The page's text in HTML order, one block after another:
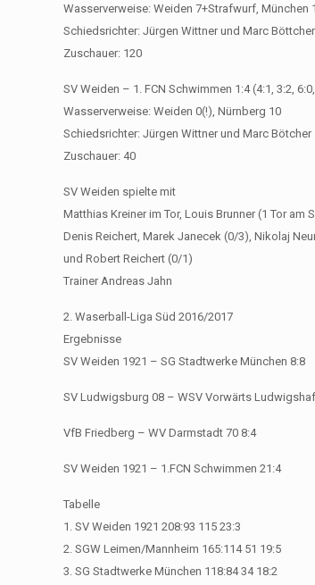
Wasserverweise: Weiden 7+Strafwurf, München
Schiedsrichter: Jürgen Wittner und Marc Böttcher
Zuschauer: 120
SV Weiden – 1. FCN Schwimmen 1:4 (4:1, 3:2,
Wasserverweise: Weiden 0(!), Nürnberg 10
Schiedsrichter: Jürgen Wittner und Marc Bötcher
Zuschauer: 40
SV Weiden spielte mit
Matthias Kreiner im Tor, Louis Brunner (1 Tor
Denis Reichert, Marek Janecek (0/3), Nikolaj
und Robert Reichert (0/1)
Trainer Andreas Jahn
2. Waserball-Liga Süd 2016/2017
Ergebnisse
SV Weiden 1921 – SG Stadtwerke München 8:8
SV Ludwigsburg 08 – WSV Vorwärts
VfB Friedberg – WV Darmstadt 70 8:4
SV Weiden 1921 – 1.FCN Schwimmen 21:4
Tabelle
1. SV Weiden 1921 208:93 115 23:3
2. SGW Leimen/Mannheim 165:114 51 19:5
3. SG Stadtwerke München 118:84 34 18:2